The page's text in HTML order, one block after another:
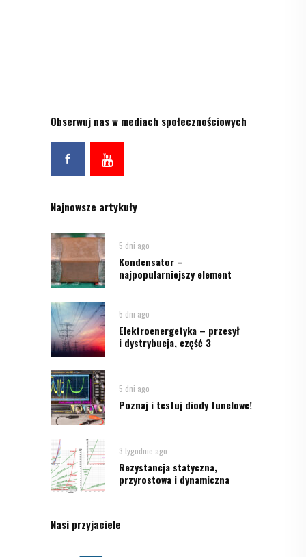
Obserwuj nas w mediach społecznościowych
Najnowsze artykuły
5 dni ago
Kondensator –
najpopularniejszy element
5 dni ago
Elektroenergetyka – przesył
i dystrybucja, część 3
5 dni ago
Poznaj i testuj diody tunelowe!
3 tygodnie ago
Rezystancja statyczna,
przyrostowa i dynamiczna
Nasi przyjaciele